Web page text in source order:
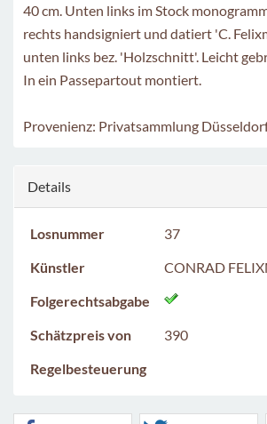
40 cm. Unten links im Stock
rechts handsigniert und datiert 'C.
unten links bez. 'Holzschnitt'. Leicht
In ein Passepartout montiert.
Provenienz: Privatsammlung
Details
Losnummer
37
Künstler
CONRAD
Folgerechtsabgabe
Schätzpreis von
390
Regelbesteuerung